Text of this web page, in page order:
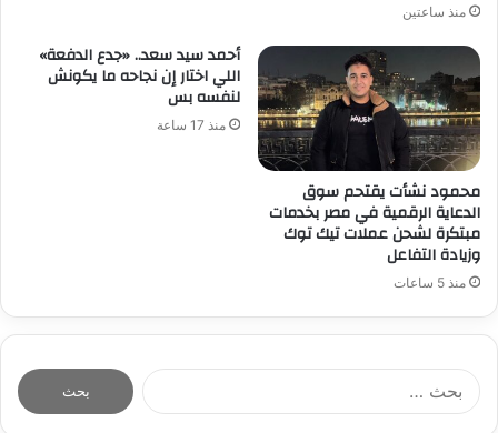
منذ ساعتين
محمود نشأت يقتحم سوق
الدعاية الرقمية في مصر بخدمات
مبتكرة لشحن عملات تيك توك
وزيادة التفاعل
منذ 5 ساعات
أحمد سيد سعد.. «جدع الدفعة»
اللي اختار إن نجاحه ما يكونش
لنفسه بس
منذ 17 ساعة